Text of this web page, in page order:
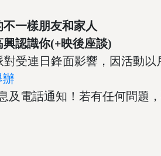
一樣朋友和家人
認識你(+映後座談)
對受連日鋒面影響，因活動
辦
及電話通知！若有任何問題